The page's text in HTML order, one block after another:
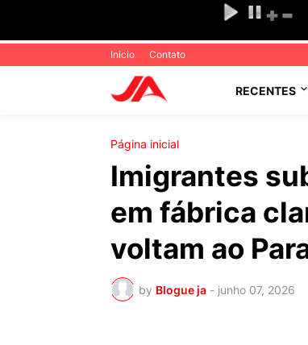
Inicio Contato
RECENTES
Página inicial
Imigrantes
em fábrica
voltam ao
by Blogue ja - junho 07, 2026